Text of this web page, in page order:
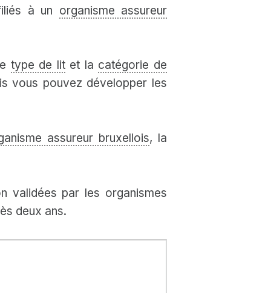
à un organisme assureur
type de litet la catégorie de
vous pouvez développer les
assureur bruxellois, la
validées par les organismes
deux ans.